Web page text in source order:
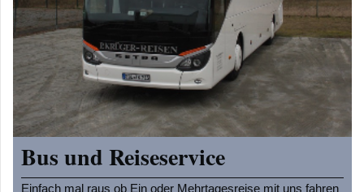
Bus und Reiseservice
Einfach mal raus ob Ein oder Mehrtagesreise mit uns fahren